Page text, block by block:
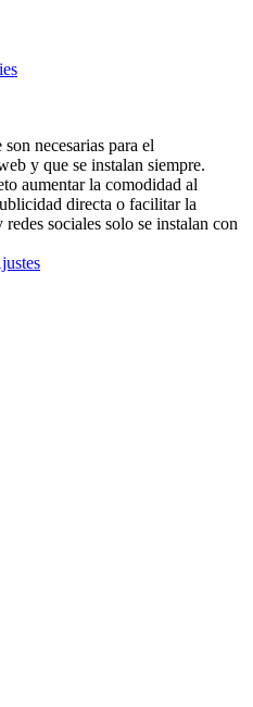
necesarias para el
y que se instalan siempre.
aumentar la comodidad al
directa o facilitar la
sociales solo se instalan con